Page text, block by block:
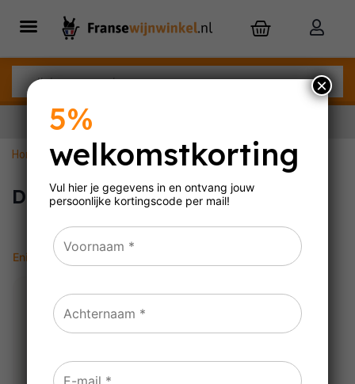
Home »Domaine Chavy-Chouet
Domaine Chavy-Chouet
Enig resultaat
5%
welkomstkorting
Vul hier je gegevens in en ontvang jouw
persoonlijke kortingscode per mail!
×